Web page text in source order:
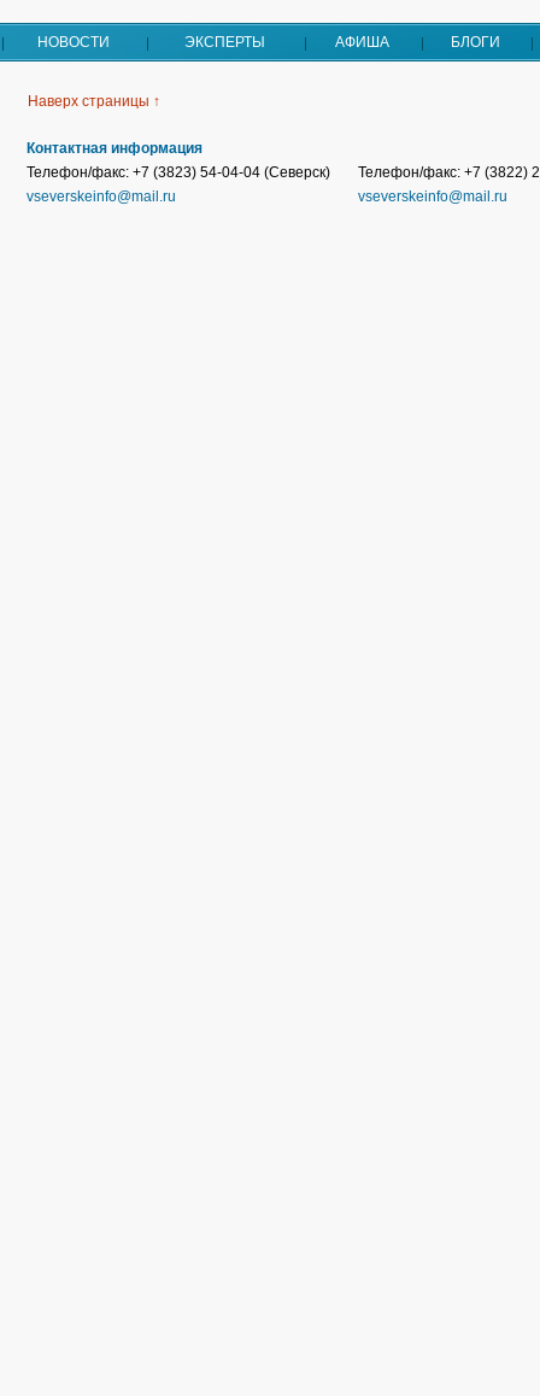
НОВОСТИ ЭКСПЕРТЫ АФИША БЛОГИ
Наверх страницы ↑
Контактная информация
Телефон/факс: +7 (3823) 54-04-04 (Северск)
vseverskeinfo@mail.ru
Телефон/факс: +7 (3822)
vseverskeinfo@mail.ru